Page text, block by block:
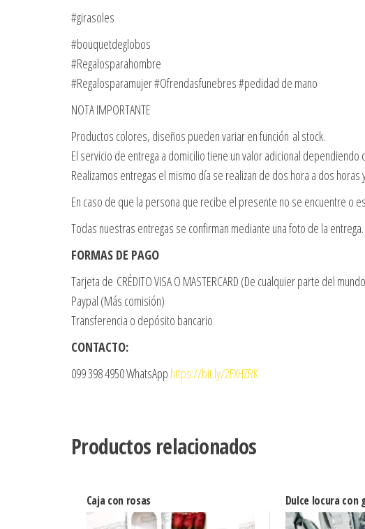
#girasoles
#bouquetdeglobos
#Regalosparahombre
#Regalosparamujer #Ofrendasfunebres #pedidad de mano
NOTA IMPORTANTE
Productos colores, diseños pueden variar en función al stock.
El servicio de entrega a domicilio tiene un valor adicional dependiendo
Realizamos entregas el mismo día se realizan de dos hora a dos
En caso de que la persona que recibe el presente no se encuentre o
Todas nuestras entregas se confirman mediante una foto de la entrega.
FORMAS DE PAGO
Tarjeta de CRÉDITO VISA O MASTERCARD (De cualquier parte del
Paypal (Más comisión)
Transferencia o depósito bancario
CONTACTO:
099 398 4950 WhatsApp https://bit.ly/2FXHZRK
Productos relacionados
Caja con rosas Dulce locura con